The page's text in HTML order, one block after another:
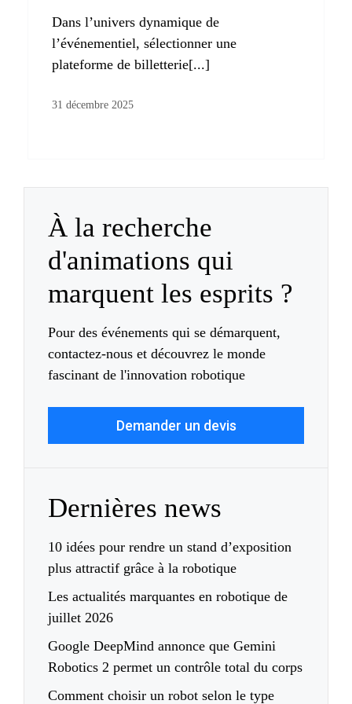
Dans l’univers dynamique de
l’événementiel, sélectionner une
plateforme de billetterie[...]
31 décembre 2025
À la recherche
d'animations qui
marquent les esprits ?
Pour des événements qui se démarquent,
contactez-nous et découvrez le monde
fascinant de l'innovation robotique
Demander un devis
Dernières news
10 idées pour rendre un stand d’exposition
plus attractif grâce à la robotique
Les actualités marquantes en robotique de
juillet 2026
Google DeepMind annonce que Gemini
Robotics 2 permet un contrôle total du corps
Comment choisir un robot selon le type